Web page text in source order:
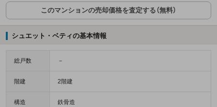
このマンションの売却価格を査定する（無料）
シュエット・ベティの基本情報
総戸数 －
階建 2階建
構造 鉄骨造